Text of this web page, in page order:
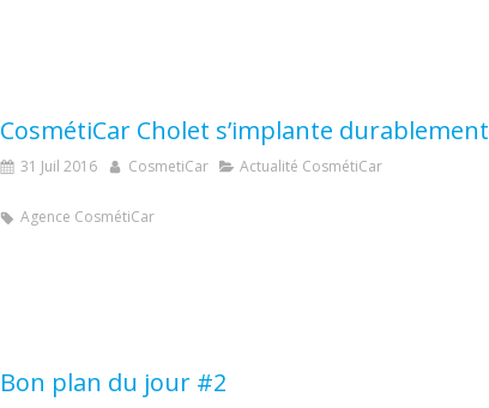
CosmétiCar Cholet s’implante durablement
31 Juil 2016 CosmetiCar Actualité CosmétiCar
Agence CosmétiCar
Bon plan du jour #2